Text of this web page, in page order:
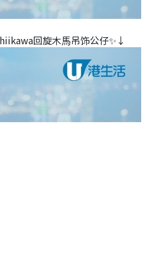
回旋木⾺吊饰公仔✨↓